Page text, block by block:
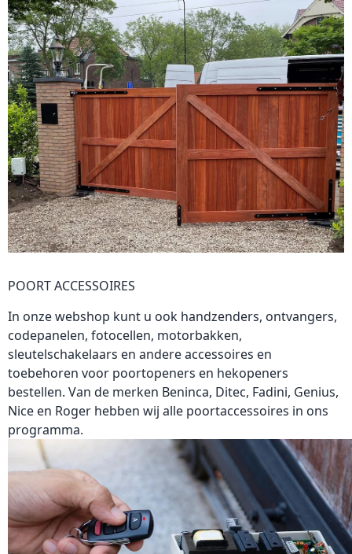
POORT ACCESSOIRES
In onze webshop kunt u ook handzenders, ontvangers,
codepanelen, fotocellen, motorbakken,
sleutelschakelaars en andere accessoires en
toebehoren voor poortopeners en hekopeners
bestellen. Van de merken Beninca, Ditec, Fadini, Genius,
Nice en Roger hebben wij alle poortaccessoires in ons
programma.